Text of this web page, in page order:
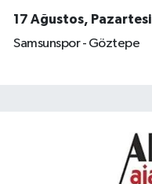
17 Ağustos, Pazartesi
Samsunspor - Göztepe